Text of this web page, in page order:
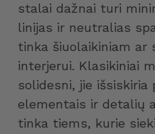
stalai dažnai turi
linijas ir neutralias
tinka šiuolaikiniam ar
interjerui. Klasikiniai
solidesni, jie išsiskiria
elementais ir detalių
tinka tiems, kurie